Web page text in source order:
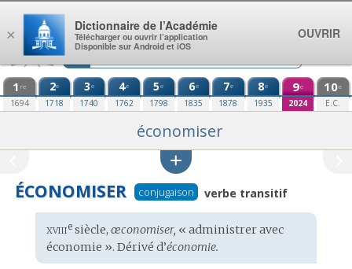
Aller au contenu
1 re
1694
2e
1718
3e
1740
4e
1762
5e
1798
6e
1835
7e
1878
8e
1935
9e
2024
10e
E.C.
économiser
ÉCONOMISER conjugaison verbe transitif
Étymologie
:
xviiiesiècle, œconomiser, « administrer avec
économie ». Dérivé d’économie.
×
Dictionnaire de l’Académie
Télécharger ou ouvrir l’application
Disponible sur Android et iOS
OUVRIR